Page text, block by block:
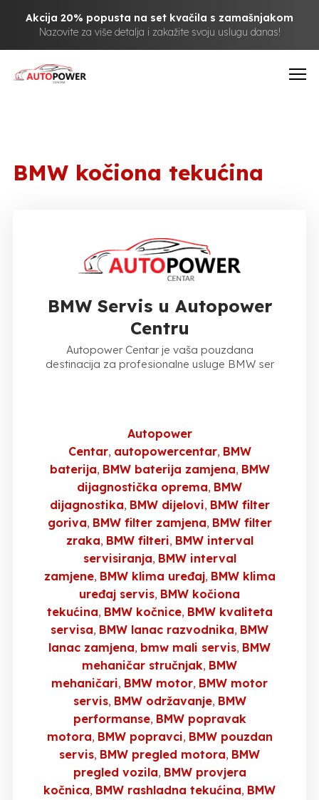
Akcija 20% popusta na set kvačila s zamašnjakom
Nazovite za više detalja i zakažite svoju uslugu danas!
BMW kočiona tekućina
BMW Servis u Autopower
Centru
Autopower Centar je vaša pouzdana
destinacija za profesionalne usluge BMW ser
Autopower
Centar autopowercentar BMW
baterija BMW baterija zamjena BMW
dijagnostička oprema BMW
dijagnostika BMW dijelovi BMW filter
goriva BMW filter zamjena BMW filter
zraka BMW filteri BMW interval
servisiranja BMW interval
zamjene BMW klima uređaj BMW klima
uređaj servis BMW kočiona
tekućina BMW kočnice BMW kvaliteta
servisa BMW lanac razvodnika BMW
lanac zamjena bmw mali servis BMW
mehaničar stručnjak BMW
mehaničari BMW motor BMW motor
servis BMW održavanje BMW
performanse BMW popravak
motora BMW popravci BMW pouzdan
servis BMW pregled motora BMW
pregled vozila BMW provjera
kočnica BMW rashladna tekućina BMW